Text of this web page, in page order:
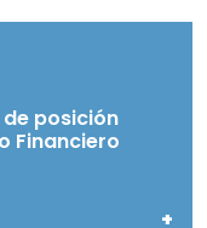
posición
Financiero
+